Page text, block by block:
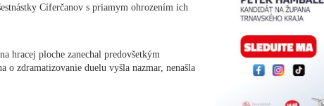
Cíferčanov s priamym ohrozením ich
hracej ploche zanechal predovšetkým
o zdramatizovanie duelu vyšla nazmar, nenašla